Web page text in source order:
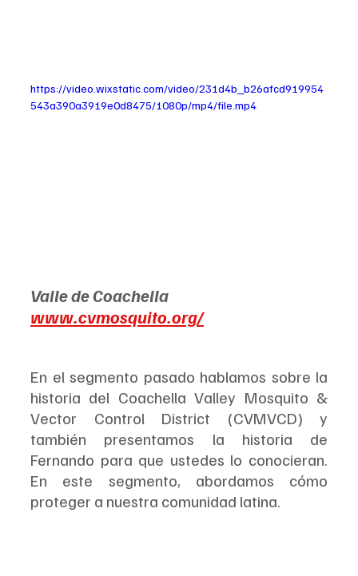
https://video.wixstatic.com/video/231d4b_b26afcd919954
543a390a3919e0d8475/1080p/mp4/file.mp4
Valle de Coachella
www.cvmosquito.org/
En el segmento pasado hablamos sobre la
historia del Coachella Valley Mosquito &
Vector Control District (CVMVCD) y
también presentamos la historia de
Fernando para que ustedes lo conocieran.
En este segmento, abordamos cómo
proteger a nuestra comunidad latina.